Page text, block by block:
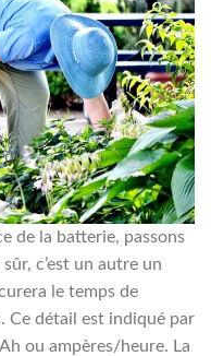
de la batterie, passons
c’est un autre un
le temps de
Ce détail est indiqué par
ou ampères/heure. La